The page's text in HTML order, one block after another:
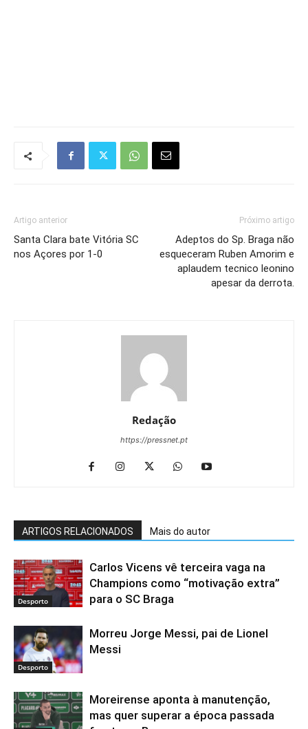
Artigo anterior
Santa Clara bate Vitória SC
nos Açores por 1-0
Próximo artigo
Adeptos do Sp. Braga não
esqueceram Ruben Amorim e
aplaudem tecnico leonino
apesar da derrota.
Redação
https://pressnet.pt
ARTIGOS RELACIONADOS Mais do autor
Desporto
Carlos Vicens vê terceira vaga na
Champions como “motivação extra”
para o SC Braga
Desporto
Morreu Jorge Messi, pai de Lionel
Messi
Moreirense aponta à manutenção,
mas quer superar a época passada